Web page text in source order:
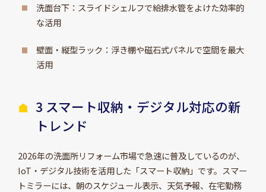
洗面台下：スライドシェルフで給排水管をよけた効率的
な活用
壁面・縦型ラック：浮き棚や磁石式パネルで空間を最大
活用
3 スマート収納・デジタル対応の新
トレンド
2026年の洗面所リフォーム市場で急速に普及しているのが、
IoT・デジタル技術を活用した「スマート収納」です。スマー
トミラーには、朝のスケジュール表示、天気予報、在宅勤務